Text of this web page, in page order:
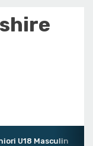
U18 Masculin